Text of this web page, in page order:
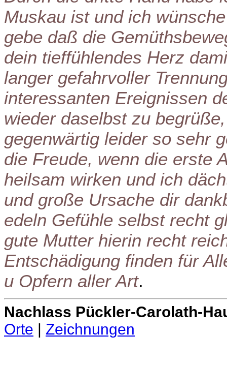
Muskau ist und ich
gebe daß die
dein tieffühlendes Herz
langer gefahrvoller
interessanten Ereignissen
wieder daselbst zu
gegenwärtig leider so sehr
die Freude, wenn die erste
heilsam wirken und ich
und große Ursache dir
edeln Gefühle selbst recht
gute Mutter hierin recht
Entschädigung finden für
u Opfern aller Art.
Nachlass Pückler-Carolath-
Orte | Zeichnungen